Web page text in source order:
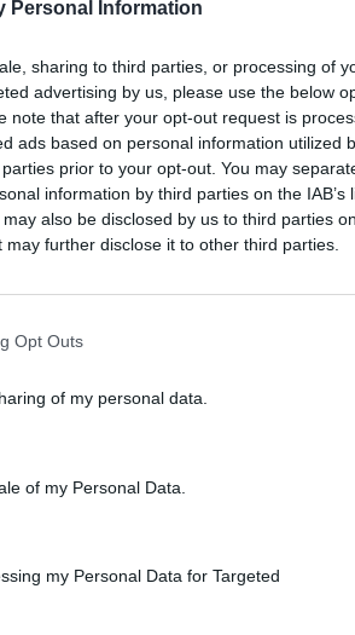
Personal Information
sharing to third parties, or processing of
advertising by us, please use the below
note that after your opt-out request is
ads based on personal information utilized
prior to your opt-out. You may
information by third parties on the IAB’s
also be disclosed by us to third parties
may further disclose it to other third parties.
Opt Outs
of my personal data.
of my Personal Data.
sul tuo smartphone.